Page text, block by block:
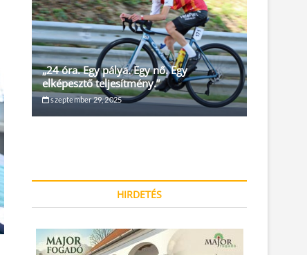
„24 óra. Egy pálya. Egy nő. Egy
elképesztő teljesítmény.”
szeptember 29, 2025
HIRDETÉS